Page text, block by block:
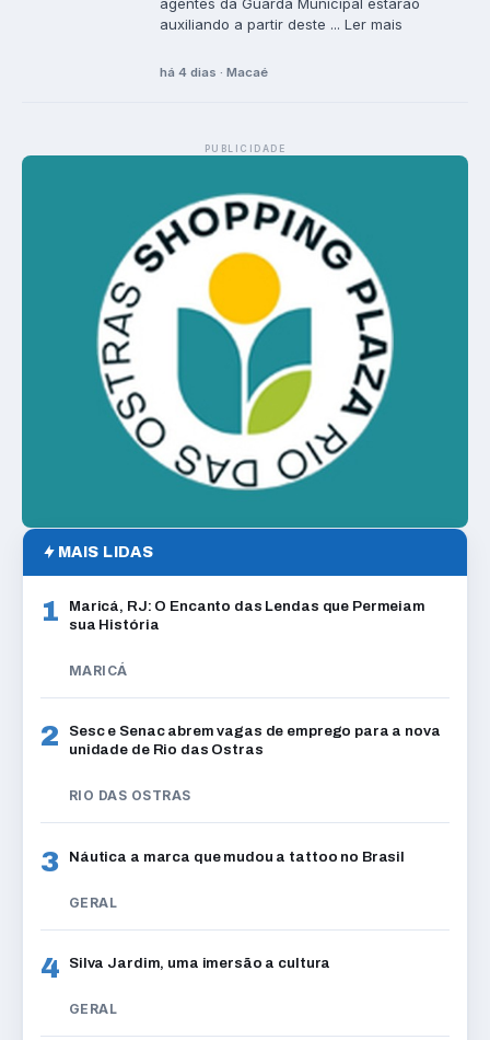
auxiliando a partir deste ... Ler mais
há 4 dias · Macaé
PUBLICIDADE
MAIS LIDAS
1
Maricá, RJ: O Encanto das Lendas que Permeiam
sua História
MARICÁ
2
Sesc e Senac abrem vagas de emprego para a nova
unidade de Rio das Ostras
RIO DAS OSTRAS
3 Náutica a marca que mudou a tattoo no Brasil
GERAL
4 Silva Jardim, uma imersão a cultura
GERAL